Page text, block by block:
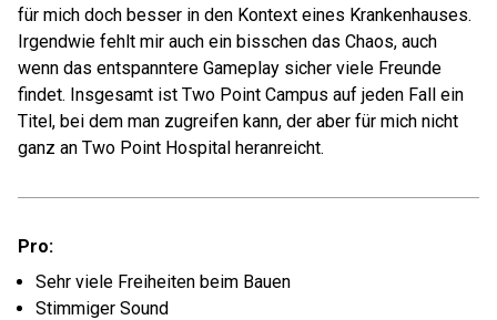
für mich doch besser in den Kontext eines Krankenhauses.
Irgendwie fehlt mir auch ein bisschen das Chaos, auch
wenn das entspanntere Gameplay sicher viele Freunde
findet. Insgesamt ist Two Point Campus auf jeden Fall ein
Titel, bei dem man zugreifen kann, der aber für mich nicht
ganz an Two Point Hospital heranreicht.
Pro:
Sehr viele Freiheiten beim Bauen
Stimmiger Sound